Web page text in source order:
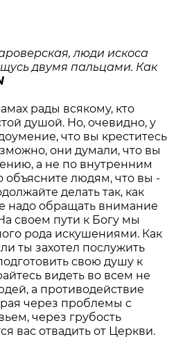
люди искоса
двумя пальцами. Как
рады всякому, кто
душой. Но, очевидно, у
что вы креститесь
они думали, что вы
а не по внутренним
людям, что вы -
делать так, как
надо обращать внимание
своем пути к Богу мы
рода искушениями. Как
ты захотел послужить
свою душу к
видеть во всем не
а противодействие
через проблемы с
через грубость
вас отвадить от Церкви.